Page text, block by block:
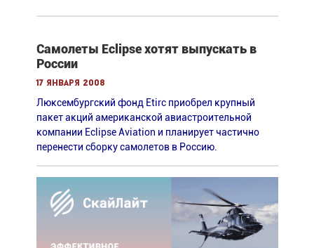
Самолеты Eclipse хотят выпускать в
России
17 января 2008
Люксембургский фонд Etirc приобрел крупный
пакет акций американской авиастроительной
компании Eclipse Aviation и планирует частично
перенести сборку самолетов в Россию.